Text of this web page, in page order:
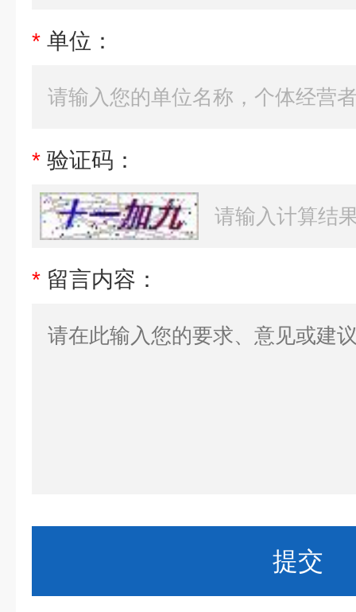
* 单位：
* 验证码：
* 留言内容：